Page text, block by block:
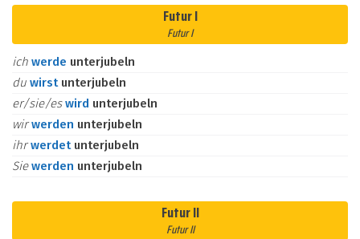
Futur I
Futur I
ich werde unterjubeln
du wirst unterjubeln
er/sie/eswird unterjubeln
wirwerden unterjubeln
ihrwerdet unterjubeln
Siewerden unterjubeln
Futur II
Futur II